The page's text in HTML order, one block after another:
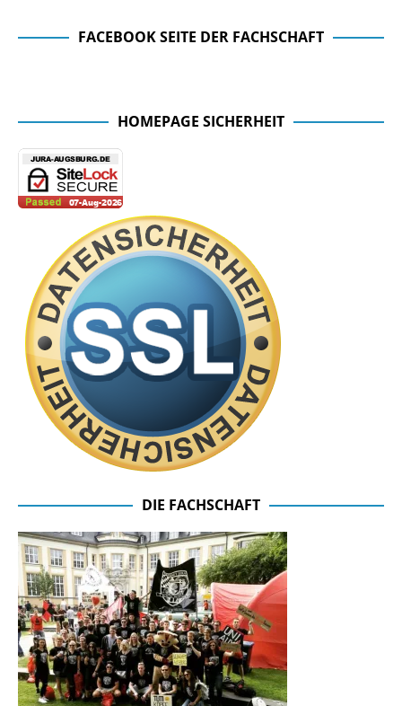
FACEBOOK SEITE DER FACHSCHAFT
HOMEPAGE SICHERHEIT
DIE FACHSCHAFT